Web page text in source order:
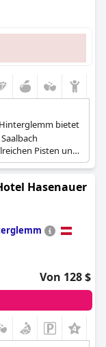
bietet
Pisten und
der besten
Hasenauer
Von 128 $